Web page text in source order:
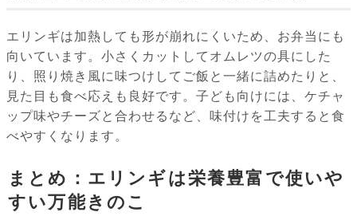
エリンギは加熱しても形が崩れにくいため、お弁当にも
向いています。小さくカットしてオムレツの具にした
り、照り焼き風に味つけしてご飯と一緒に詰めたりと、
見た目も食べ応えも良好です。子ども向けには、ケチャ
ップ味やチーズと合わせるなど、味付けを工夫すると食
べやすくなります。
まとめ：エリンギは栄養豊富で使いや
すい万能きのこ